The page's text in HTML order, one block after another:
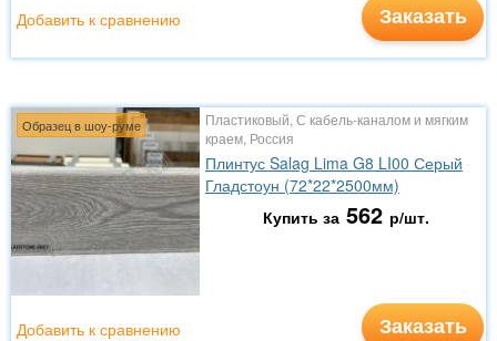
Заказать
Добавить к сравнению
Образец в шоу-руме
Пластиковый, С кабель-каналом и мягким
краем, Россия
Плинтус Salag Lima G8 LI00 Серый
Гладстоун (72*22*2500мм)
Купить за 562 р/шт.
Заказать
Добавить к сравнению